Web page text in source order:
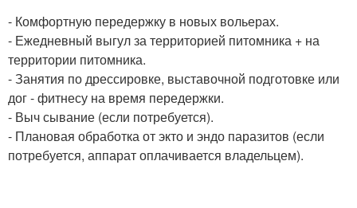
- Комфортную передержку в новых вольерах.
- Ежедневный выгул за территорией питомника + на
территории питомника.
- Занятия по дрессировке, выставочной подготовке или
дог - фитнесу на время передержки.
- Выч сывание (если потребуется).
- Плановая обработка от экто и эндо паразитов (если
потребуется, аппарат оплачивается владельцем).